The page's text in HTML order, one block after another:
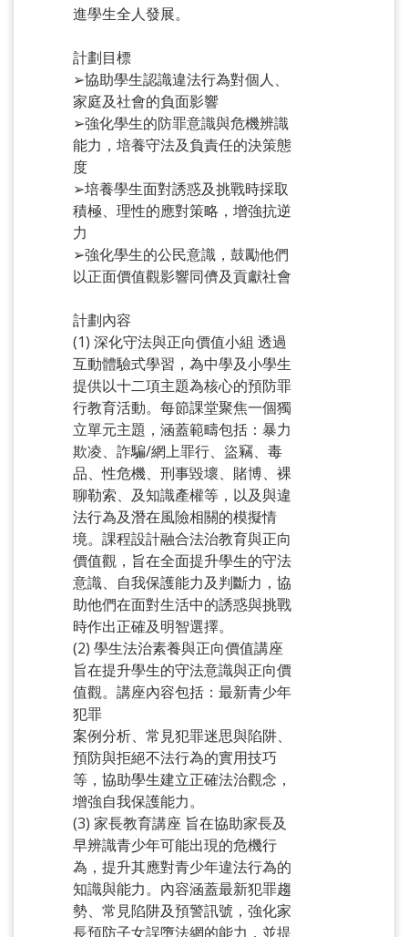
進學生全人發展。
計劃目標
➢協助學生認識違法行為對個人、
家庭及社會的負面影響
➢強化學生的防罪意識與危機辨識
能力，培養守法及負責任的決策態
度
➢培養學生面對誘惑及挑戰時採取
積極、理性的應對策略，增強抗逆
力
➢強化學生的公民意識，鼓勵他們
以正面價值觀影響同儕及貢獻社會
計劃內容
(1) 深化守法與正向價值小組 透過
互動體驗式學習，為中學及小學生
提供以十二項主題為核心的預防罪
行教育活動。每節課堂聚焦一個獨
立單元主題，涵蓋範疇包括：暴力
欺凌、詐騙/網上罪行、盜竊、毒
品、性危機、刑事毀壞、賭博、裸
聊勒索、及知識產權等，以及與違
法行為及潛在風險相關的模擬情
境。課程設計融合法治教育與正向
價值觀，旨在全面提升學生的守法
意識、自我保護能力及判斷力，協
助他們在面對生活中的誘惑與挑戰
時作出正確及明智選擇。
(2) 學生法治素養與正向價值講座
旨在提升學生的守法意識與正向價
值觀。講座內容包括：最新青少年
犯罪
案例分析、常見犯罪迷思與陷阱、
預防與拒絕不法行為的實用技巧
等，協助學生建立正確法治觀念，
增強自我保護能力。
(3) 家長教育講座 旨在協助家長及
早辨識青少年可能出現的危機行
為，提升其應對青少年違法行為的
知識與能力。內容涵蓋最新犯罪趨
勢、常見陷阱及預警訊號，強化家
長預防子女誤墮法網的能力，並提